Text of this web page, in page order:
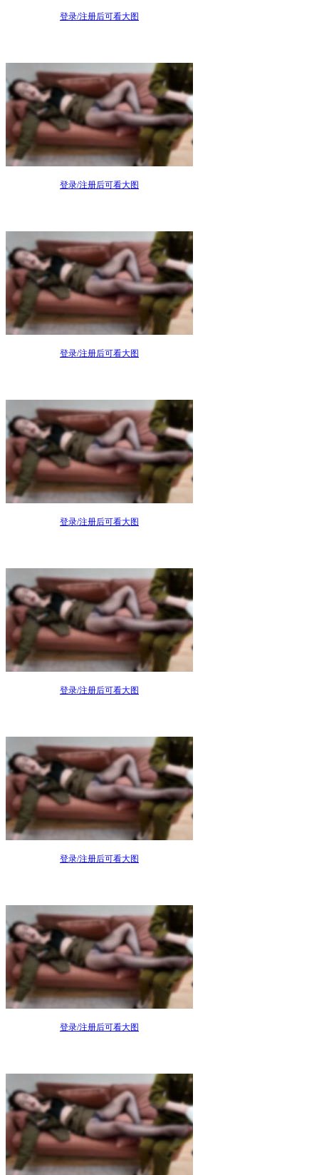
登录/注册后可看大图
登录/注册后可看大图
登录/注册后可看大图
登录/注册后可看大图
登录/注册后可看大图
登录/注册后可看大图
登录/注册后可看大图